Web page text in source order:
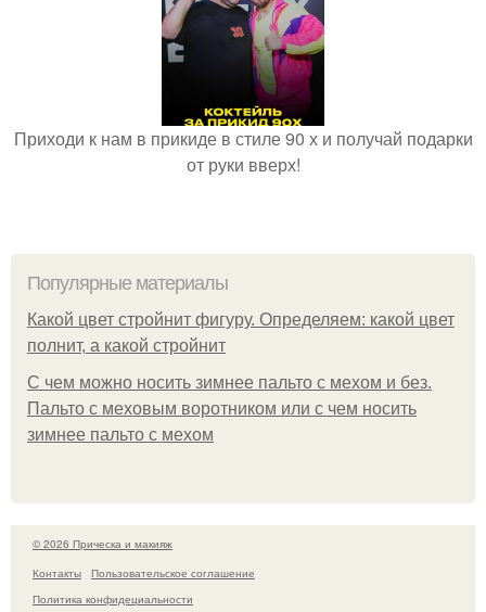
Приходи к нам в прикиде в стиле 90 х и получай подарки
от руки вверх!
Популярные материалы
Какой цвет стройнит фигуру. Определяем: какой цвет
полнит, а какой стройнит
C чем можно носить зимнее пальто с мехом и без.
Пальто с меховым воротником или с чем носить
зимнее пальто с мехом
© 2026 Прическа и макияж
Контакты
Пользовательское соглашение
Политика конфидециальности